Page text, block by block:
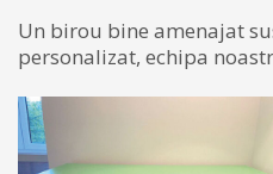
Un birou bine amenajat
personalizat, echipa